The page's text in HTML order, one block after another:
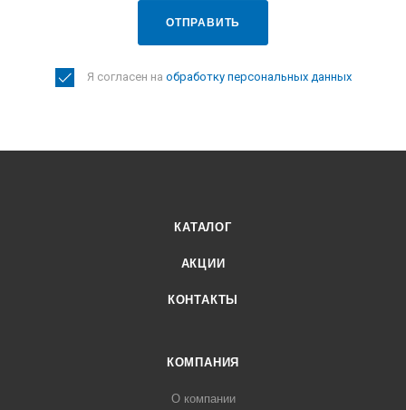
ОТПРАВИТЬ
Я согласен на обработку персональных данных
КАТАЛОГ
АКЦИИ
КОНТАКТЫ
КОМПАНИЯ
О компании